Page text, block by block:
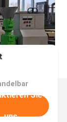
Sie
uns